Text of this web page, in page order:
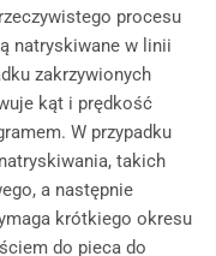
procesu
natryskiwane w linii
zakrzywionych
kąt i prędkość
W przypadku
takich
a następnie
krótkiego okresu
do pieca do